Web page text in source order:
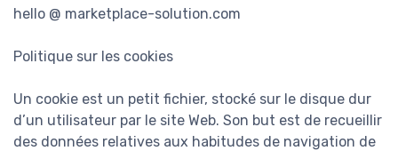
hello @ marketplace-solution.com
Politique sur les cookies
Un cookie est un petit fichier, stocké sur le disque dur
d’un utilisateur par le site Web. Son but est de recueillir
des données relatives aux habitudes de navigation de